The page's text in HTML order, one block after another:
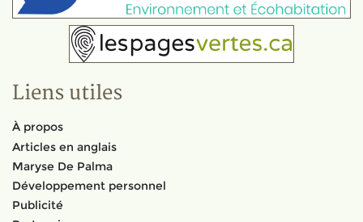
Liens utiles
À propos
Articles en anglais
Maryse De Palma
Développement personnel
Publicité